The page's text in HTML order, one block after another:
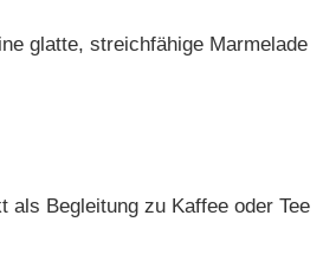
glatte, streichfähige Marmelade
als Begleitung zu Kaffee oder Tee